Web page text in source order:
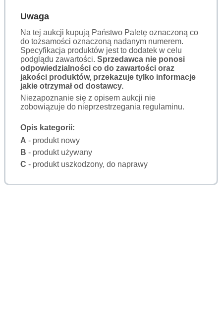
Uwaga
Na tej aukcji kupują Państwo Paletę oznaczoną co
do tożsamości oznaczoną nadanym numerem.
Specyfikacja produktów jest to dodatek w celu
podglądu zawartości. Sprzedawca nie ponosi
odpowiedzialności co do zawartości oraz
jakości produktów, przekazuje tylko informacje
jakie otrzymał od dostawcy.
Niezapoznanie się z opisem aukcji nie
zobowiązuje do nieprzestrzegania regulaminu.
Opis kategorii:
A - produkt nowy
B - produkt używany
C - produkt uszkodzony, do naprawy